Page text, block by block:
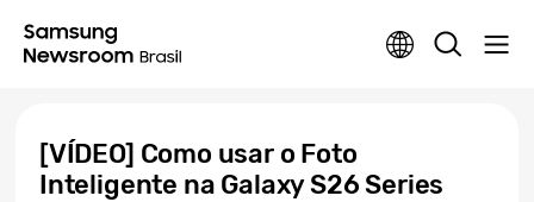
[VÍDEO] Como usar o Foto
Inteligente na Galaxy S26 Series